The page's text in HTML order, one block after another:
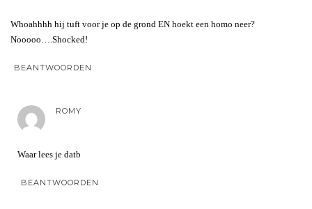
Whoahhhh hij tuft voor je op de grond EN hoekt een homo neer?
Nooooo….Shocked!
BEANTWOORDEN
ROMY
Waar lees je datb
BEANTWOORDEN